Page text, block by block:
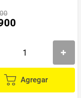
USB
variar, según la
color de la foto es
del producto y al
despacho. Pero
presente por si te
por lo cual
Agregar